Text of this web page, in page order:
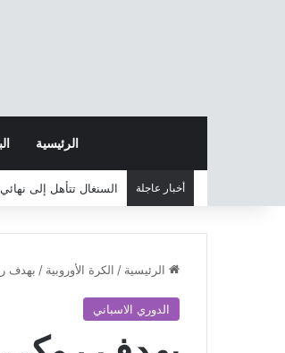
الرئيسية
أخبار عاجلة السنغال تتأهل إلى
الرئيسية / الكرة الأوروبية / بهدف
الدوري الاسباني